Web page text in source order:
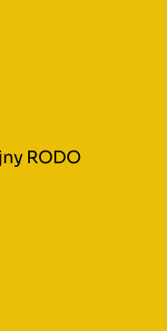
RODO